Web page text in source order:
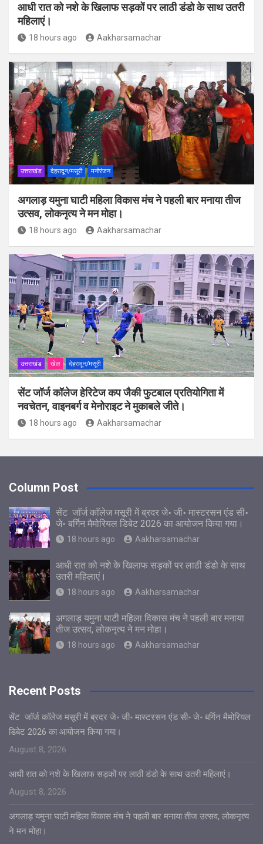
आधी रात को नशे के खिलाफ सड़कों पर लाठी डंडो के साथ उतरी
महिलाएं।
18 hours ago Aakharsamachar
उत्तराखंड देहरादून/मसूरी मनोरंजन
अगलाड़ यमुना घाटी महिला विकास मंच ने पहली बार मनाया तीज
उत्सव, लोकनृत्य ने मन मोहा।
18 hours ago Aakharsamachar
उत्तराखंड खेल देहरादून/मसूरी
सेंट जॉर्ज कॉलेज हेरिटेज कप जैकी फुटबाल प्रतियोगिता में
नवचेतन, वाइनबर्ग व मेनोराइट ने मुकाबले जीते।
18 hours ago Aakharsamachar
Column Post
सेंट जाॅर्ज काॅलेज मसूरी में ब्रदर जे॰ जी॰ मास्टरसन एंड सी॰
जे॰ बर्गिन मैमोरियल डिबेट 2026 का आयोजन किया गया।
18 hours ago Aakharsamachar
आधी रात को नशे के खिलाफ सड़कों पर लाठी डंडो के साथ
उतरी महिलाएं।
18 hours ago Aakharsamachar
अगलाड़ यमुना घाटी महिला विकास मंच ने पहली बार मनाया
तीज उत्सव, लोकनृत्य ने मन मोहा।
18 hours ago Aakharsamachar
Recent Posts
सेंट जाॅर्ज काॅलेज मसूरी में ब्रदर जे॰ जी॰ मास्टरसन एंड सी॰ जे॰ बर्गिन मैमोरियल
डिबेट 2026 का आयोजन किया गया।
August 8, 2026
आधी रात को नशे के खिलाफ सड़कों पर लाठी डंडो के साथ उतरी महिलाएं।
August 8, 2026
अगलाड़ यमुना घाटी महिला विकास मंच ने पहली बार मनाया तीज उत्सव, लोकनृत्य
ने मन मोहा।